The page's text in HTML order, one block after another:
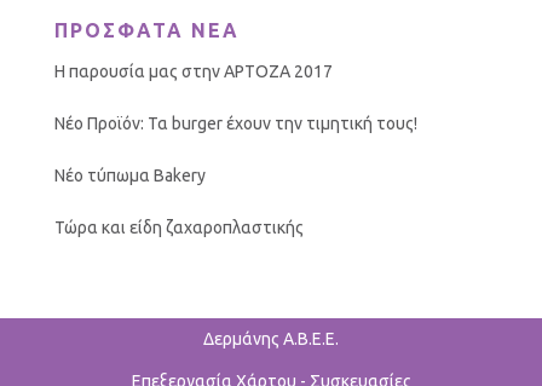
ΠΡΟΣΦΑΤΑ ΝΕΑ
Η παρουσία μας στην ΑΡΤΟΖΑ 2017
Νέο Προϊόν: Τα burger έχουν την τιμητική τους!
Νέο τύπωμα Bakery
Τώρα και είδη ζαχαροπλαστικής
Δερμάνης Α.Β.Ε.Ε.
Επεξεργασία Χάρτου - Συσκευασίες